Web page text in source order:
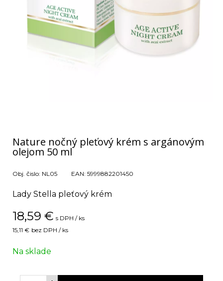
Nature nočný pleťový krém s argánovým
olejom 50 ml
Obj. čislo: NL05 EAN: 5999882201450
Lady Stella pleťový krém
18,59 € s DPH / ks
15,11 € bez DPH / ks
Na sklade